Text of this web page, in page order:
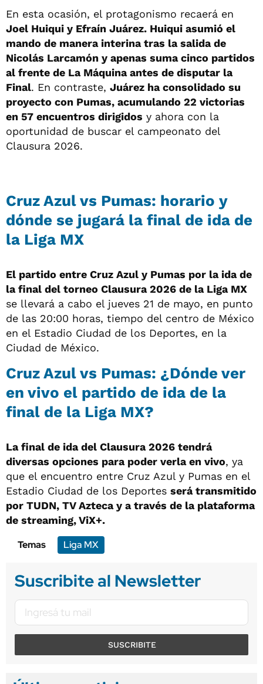
En esta ocasión, el protagonismo recaerá en
Joel Huiqui y Efraín Juárez. Huiqui asumió el
mando de manera interina tras la salida de
Nicolás Larcamón y apenas suma cinco partidos
al frente de La Máquina antes de disputar la
Final. En contraste, Juárez ha consolidado su
proyecto con Pumas, acumulando 22 victorias
en 57 encuentros dirigidos y ahora con la
oportunidad de buscar el campeonato del
Clausura 2026.
Cruz Azul vs Pumas: horario y
dónde se jugará la final de ida de
la Liga MX
El partido entre Cruz Azul y Pumas por la ida de
la final del torneo Clausura 2026 de la Liga MX
se llevará a cabo el jueves 21 de mayo, en punto
de las 20:00 horas, tiempo del centro de México
en el Estadio Ciudad de los Deportes, en la
Ciudad de México.
Cruz Azul vs Pumas: ¿Dónde ver
en vivo el partido de ida de la
final de la Liga MX?
La final de ida del Clausura 2026 tendrá
diversas opciones para poder verla en vivo, ya
que el encuentro entre Cruz Azul y Pumas en el
Estadio Ciudad de los Deportes será transmitido
por TUDN, TV Azteca y a través de la plataforma
de streaming, ViX+.
Temas
Liga MX
Suscribite al Newsletter
SUSCRIBITE